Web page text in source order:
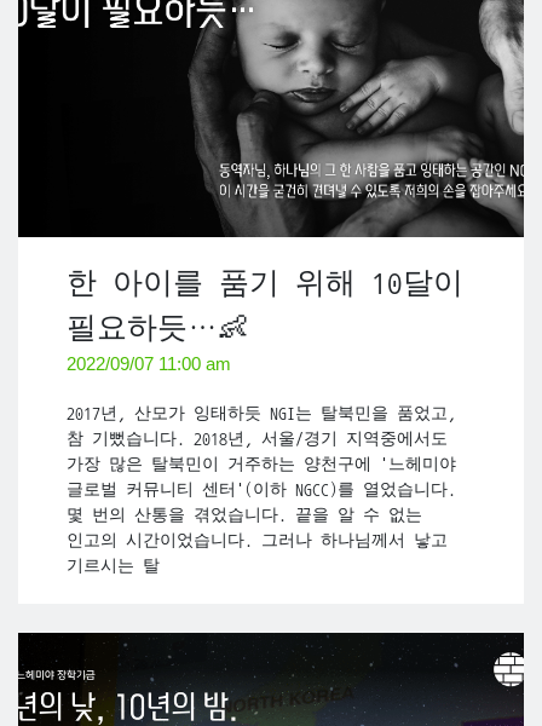
한 아이를 품기 위해 10달이
필요하듯…👶
2022/09/07 11:00 am
2017년, 산모가 잉태하듯 NGI는 탈북민을 품었고,
참 기뻤습니다. 2018년, 서울/경기 지역중에서도
가장 많은 탈북민이 거주하는 양천구에 '느헤미야
글로벌 커뮤니티 센터'(이하 NGCC)를 열었습니다.
몇 번의 산통을 겪었습니다. 끝을 알 수 없는
인고의 시간이었습니다. 그러나 하나님께서 낳고
기르시는 탈